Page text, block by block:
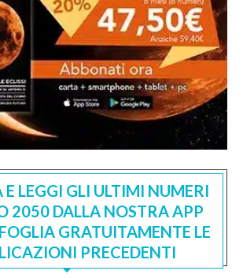
LEGGI GLI ULTIMI NUMERI
2050 DALLA NOSTRA APP
GRATUITAMENTE LE
PRECEDENTI